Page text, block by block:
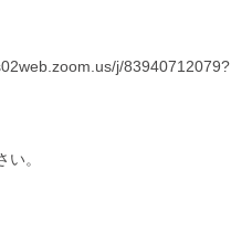
j/83940712079?
。